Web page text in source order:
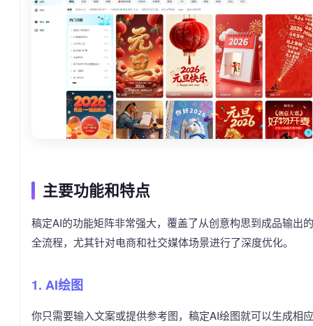
主要功能和特点
稿定AI的功能矩阵非常强大，覆盖了从创意构思到成品输出的
全流程，尤其针对电商和社交媒体场景进行了深度优化。
1. AI绘图
你只需要输入文案或提供参考图，稿定AI绘图就可以生成相应